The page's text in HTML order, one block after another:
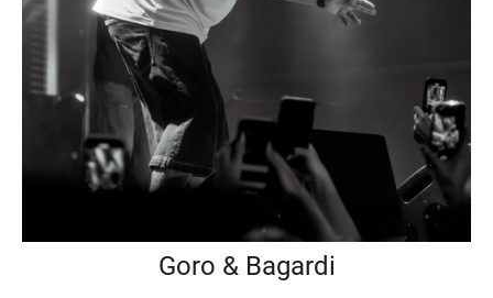
Goro & Bagardi